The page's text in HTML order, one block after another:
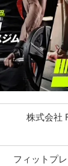
株式会社
フィットプ